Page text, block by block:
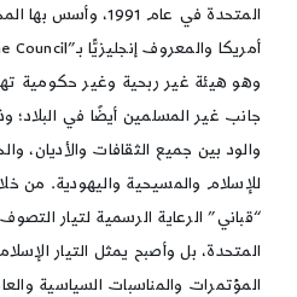
المتحدة في عام
وهو هيئة غير ربحية وغير حكومية
جانب غير المسلمين أيضًا في البلاد؛
والود بين جميع الثقافات والأديان،
للإسلام والمسيحية واليهودية. من
“قباني” الرعاية الرسمية لتيار
المتحدة، بل وأصبح يمثل التيار
المؤتمرات والمناسبات السياسية